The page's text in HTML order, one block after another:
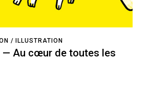
ILLUSTRATION
— Au cœur de toutes les